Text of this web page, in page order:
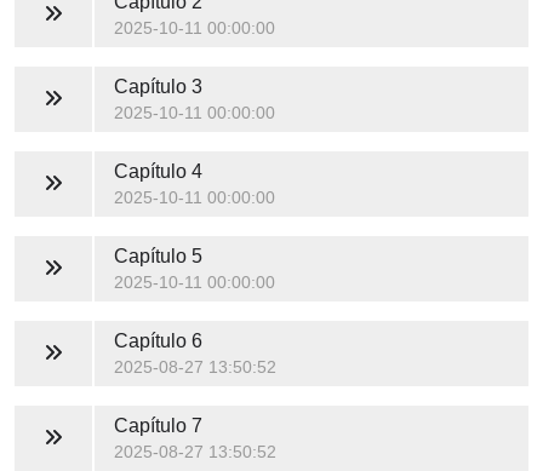
2025-10-11 00:00:00
Capítulo 3
2025-10-11 00:00:00
Capítulo 4
2025-10-11 00:00:00
Capítulo 5
2025-10-11 00:00:00
Capítulo 6
2025-08-27 13:50:52
Capítulo 7
2025-08-27 13:50:52